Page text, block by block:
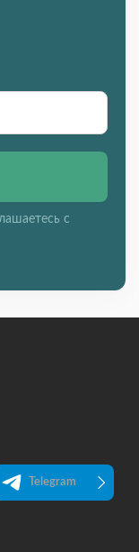
с
Telegram